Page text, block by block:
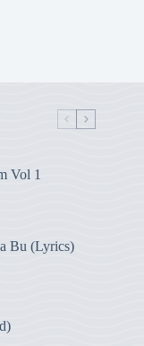
Vol 1
Bu (Lyrics)